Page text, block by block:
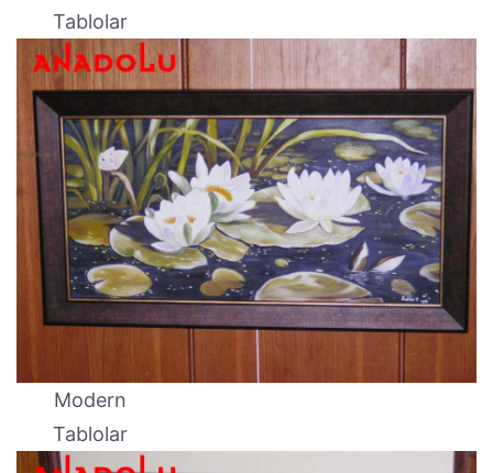
Tablolar
Modern
Tablolar